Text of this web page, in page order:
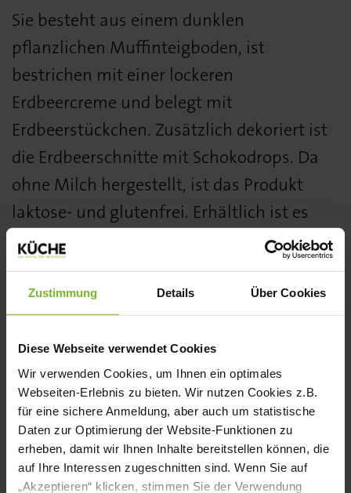
Zustimmung Details Über Cookies
Diese Webseite verwendet Cookies
Wir verwenden Cookies, um Ihnen ein optimales
Webseiten-Erlebnis zu bieten. Wir nutzen Cookies z.B.
für eine sichere Anmeldung, aber auch um statistische
Daten zur Optimierung der Website-Funktionen zu
erheben, damit wir Ihnen Inhalte bereitstellen können, die
auf Ihre Interessen zugeschnitten sind. Wenn Sie auf
„Akzeptieren“ klicken, stimmen Sie der Verwendung
Sie besteht aus einem dunklen
pflanzlichen Muffinteigboden, ist
bestrichen mit einer lockeren
Erdbeercreme und belegt mit
Erdbeerstückchen. Zusätzlich dekoriert ist
die Erdbeerschnitte mit Schokodrops. Da
ohne Milch hergestellt, ist das Produkt
laktose- und glutenfrei. Erhältlich ist es
tiefgekühlt und vorgeschnitten in 12
Portionen zu je etwa 129 Gramm.
www.erlenbacher.de/de
Die vegane Erdbeerschnitte von
Erlenbacher wurde von der Fachjury des
KÜCHE BEST PRODUCT AWARDS in der
Kategorie Vegetarisch/Vegan mit einer
Silbermedaille ausgezeichnet. Alle